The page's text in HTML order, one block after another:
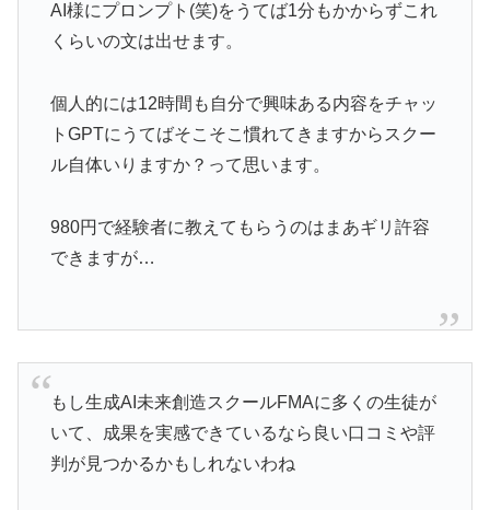
AI様にプロンプト(笑)をうてば1分もかからずこれ
くらいの文は出せます。
個人的には12時間も自分で興味ある内容をチャッ
トGPTにうてばそこそこ慣れてきますからスクー
ル自体いりますか？って思います。
980円で経験者に教えてもらうのはまあギリ許容
できますが…
もし生成AI未来創造スクールFMAに多くの生徒が
いて、成果を実感できているなら良い口コミや評
判が見つかるかもしれないわね